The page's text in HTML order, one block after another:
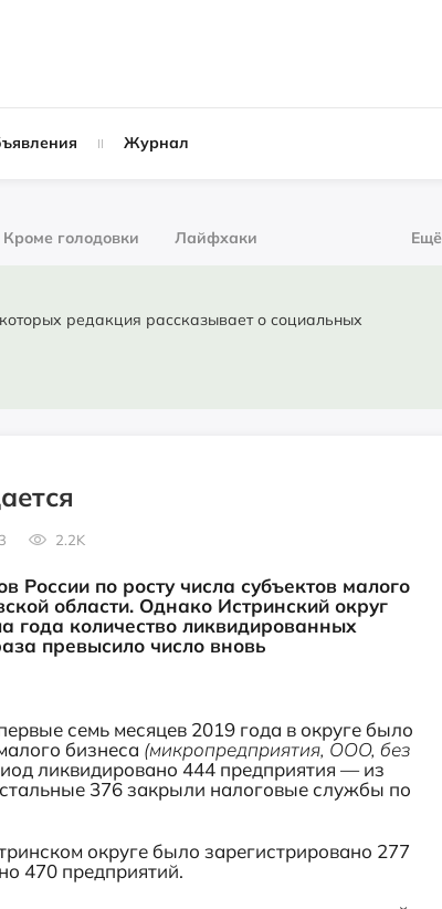
Журнал
Кроме голодовки Лайфхаки Ещё
редакция рассказывает о социальных
2.2K
России по росту числа субъектов малого
области. Однако Истринский округ
года количество ликвидированных
превысило число вновь
семь месяцев 2019 года в округе было
бизнеса (микропредприятия, ООО, без
ликвидировано 444 предприятия — из
376 закрыли налоговые службы по
округе было зарегистрировано 277
470 предприятий.